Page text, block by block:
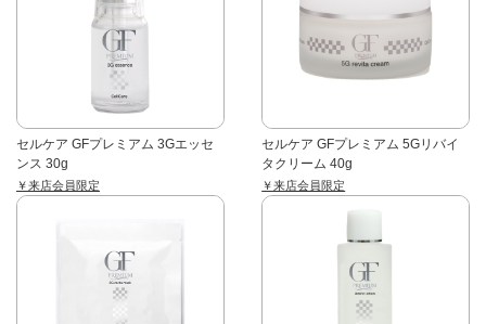
セルケア GFプレミアム 3Gエッセ
ンス 30g
￥来店会員限定
セルケア GFプレミアム 5Gリバイ
タクリーム 40g
￥来店会員限定